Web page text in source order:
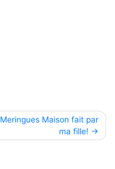
Meringues Maison fait par
ma fille!